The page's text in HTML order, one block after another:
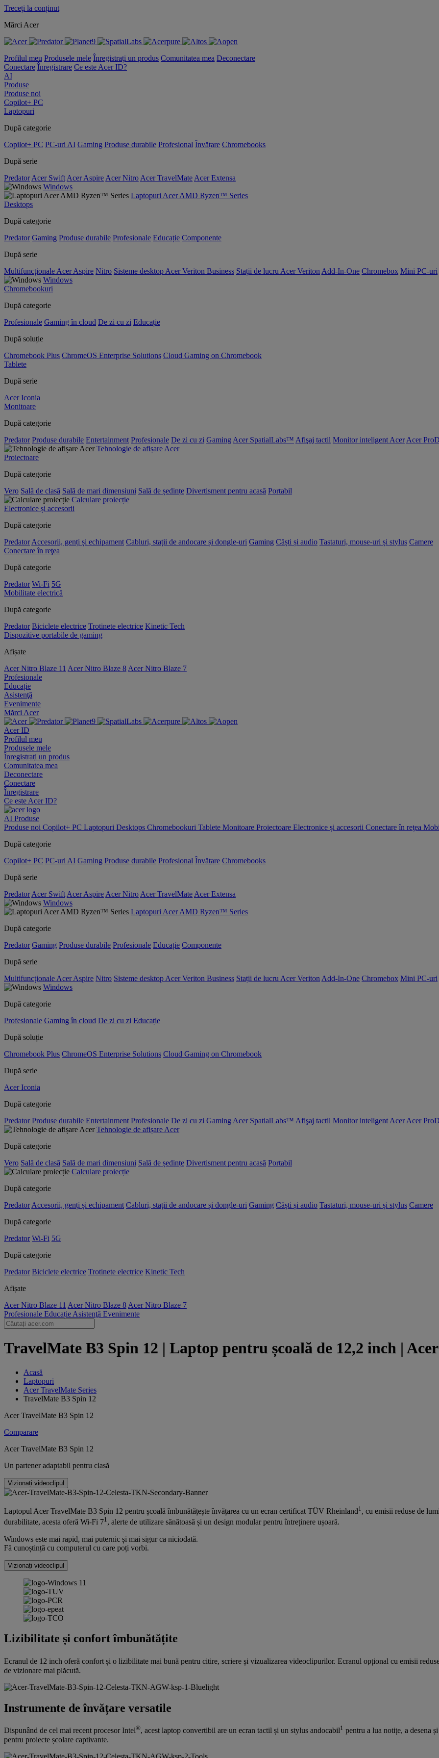
Treceți la conținut
Mărci Acer
Profilul meu Produsele mele Înregistrați un produs Comunitatea mea Deconectare
Conectare Înregistrare Ce este Acer ID?
AI
Produse
Produse noi
Copilot+ PC
Laptopuri
După categorie
Copilot+ PC PC-uri AI Gaming Produse durabile Profesional Învățare Chromebooks
După serie
Predator Acer Swift Acer Aspire Acer Nitro Acer TravelMate Acer Extensa
Windows
Laptopuri Acer AMD Ryzen™ Series
Desktops
După categorie
Predator Gaming Produse durabile Profesionale Educație Componente
După serie
Multifuncționale Acer Aspire Nitro Sisteme desktop Acer Veriton Business Stații de lucru Acer Veriton Add-In-One Chromebox Mini PC-uri
Windows
Chromebookuri
După categorie
Profesionale Gaming în cloud De zi cu zi Educație
După soluție
Chromebook Plus ChromeOS Enterprise Solutions Cloud Gaming on Chromebook
Tablete
După serie
Acer Iconia
Monitoare
După categorie
Predator Produse durabile Entertainment Profesionale De zi cu zi Gaming Acer SpatialLabs™ Afişaj tactil Monitor inteligent Acer Acer
Tehnologie de afișare Acer
Proiectoare
După categorie
Vero Sală de clasă Sală de mari dimensiuni Sală de ședințe Divertisment pentru acasă Portabil
Calculare proiecție
Electronice și accesorii
După categorie
Predator Accesorii, genți și echipament Cabluri, stații de andocare și dongle-uri Gaming Căști și audio Tastaturi, mouse-uri și stylus Camere
Conectare în reţea
După categorie
Predator Wi-Fi 5G
Mobilitate electrică
După categorie
Predator Biciclete electrice Trotinete electrice Kinetic Tech
Dispozitive portabile de gaming
Afișate
Acer Nitro Blaze 11 Acer Nitro Blaze 8 Acer Nitro Blaze 7
Profesionale
Educație
Asistenţă
Evenimente
Mărci Acer
Acer ID
Profilul meu
Produsele mele
Înregistrați un produs
Comunitatea mea
Deconectare
Conectare
Înregistrare
Ce este Acer ID?
AI Produse
Produse noi Copilot+ PC Laptopuri Desktops Chromebookuri Tablete Monitoare Proiectoare Electronice și accesorii Conectare în reţea
După categorie
Copilot+ PC PC-uri AI Gaming Produse durabile Profesional Învățare Chromebooks
După serie
Predator Acer Swift Acer Aspire Acer Nitro Acer TravelMate Acer Extensa
Windows
Laptopuri Acer AMD Ryzen™ Series
După categorie
Predator Gaming Produse durabile Profesionale Educație Componente
După serie
Multifuncționale Acer Aspire Nitro Sisteme desktop Acer Veriton Business Stații de lucru Acer Veriton Add-In-One Chromebox Mini PC-uri
Windows
După categorie
Profesionale Gaming în cloud De zi cu zi Educație
După soluție
Chromebook Plus ChromeOS Enterprise Solutions Cloud Gaming on Chromebook
După serie
Acer Iconia
După categorie
Predator Produse durabile Entertainment Profesionale De zi cu zi Gaming Acer SpatialLabs™ Afişaj tactil Monitor inteligent Acer Acer
Tehnologie de afișare Acer
După categorie
Vero Sală de clasă Sală de mari dimensiuni Sală de ședințe Divertisment pentru acasă Portabil
Calculare proiecție
După categorie
Predator Accesorii, genți și echipament Cabluri, stații de andocare și dongle-uri Gaming Căști și audio Tastaturi, mouse-uri și stylus Camere
După categorie
Predator Wi-Fi 5G
După categorie
Predator Biciclete electrice Trotinete electrice Kinetic Tech
Afișate
Acer Nitro Blaze 11 Acer Nitro Blaze 8 Acer Nitro Blaze 7
Profesionale Educație Asistenţă Evenimente
TravelMate B3 Spin 12 | Laptop pentru școală de 12,2 inch |
Acasă
Laptopuri
Acer TravelMate Series
TravelMate B3 Spin 12
Acer TravelMate B3 Spin 12
Comparare
Acer TravelMate B3 Spin 12
Un partener adaptabil pentru clasă
Vizionați videoclipul
Laptopul Acer TravelMate B3 Spin 12 pentru școală îmbunătățește învățarea cu un ecran certificat TÜV Rheinland1 , cu emisii reduse de
durabilitate, acesta oferă Wi-Fi 71, alerte de utilizare sănătoasă și un design modular pentru întreținere ușoară.
Windows este mai rapid, mai puternic și mai sigur ca niciodată.
Fă cunoștință cu computerul cu care poți vorbi.
Vizionați videoclipul
Lizibilitate și confort îmbunătățite
Ecranul de 12 inch oferă confort și o lizibilitate mai bună pentru citire, scriere și vizualizarea videoclipurilor. Ecranul opțional cu emisii
de vizionare mai plăcută.
Instrumente de învățare versatile
Dispunând de cel mai recent procesor Intel®, acest laptop convertibil are un ecran tactil și un stylus andocabil1 pentru a lua notițe, a desena
pentru proiecte școlare captivante.